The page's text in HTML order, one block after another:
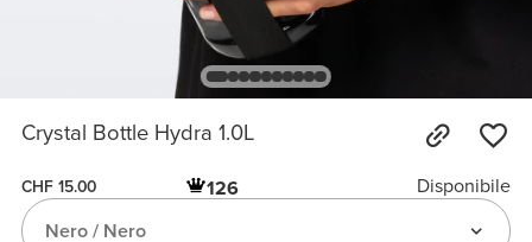
Crystal Bottle Hydra 1.0L
CHF 15.00 126
Disponibile
Nero / Nero